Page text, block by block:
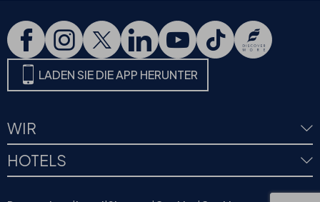
LADEN SIE DIE APP HERUNTER
WIR
HOTELS